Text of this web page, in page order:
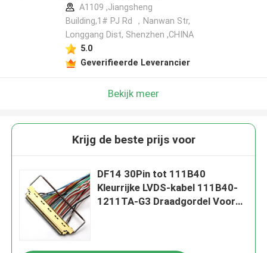
A1109 ,Jiangsheng
Building,1# PJ Rd ，Nanwan Str,
Longgang Dist, Shenzhen ,CHINA
5.0
Geverifieerde Leverancier
Bekijk meer
Krijg de beste prijs voor
DF14 30Pin tot 111B40
Kleurrijke LVDS-kabel 111B40-
1211TA-G3 Draadgordel Voor